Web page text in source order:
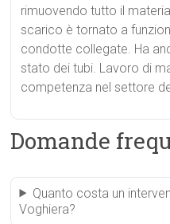
rimuovendo tutto il
scarico è tornato a
condotte collegate. Ha
stato dei tubi. Lavoro di
competenza nel settore
Domande
Quanto costa un
Voghiera?